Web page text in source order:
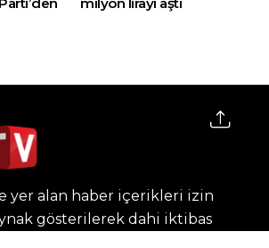
milyon lirayı aştı
yer alan haber içerikleri izin
gösterilerek dahi iktibas